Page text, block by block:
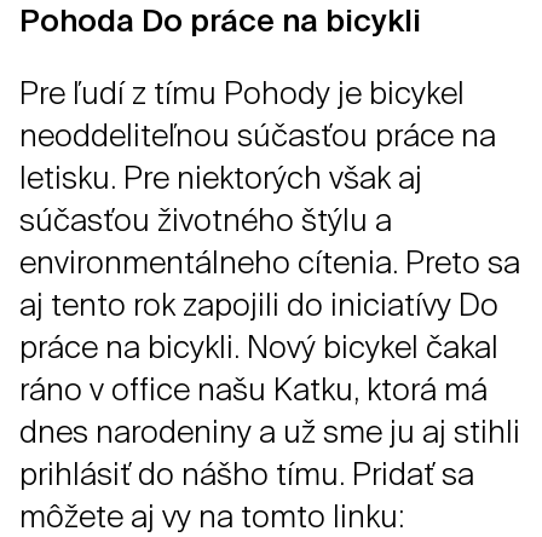
Pohoda Do práce na bicykli
Pre ľudí z tímu Pohody je bicykel
neoddeliteľnou súčasťou práce na
letisku. Pre niektorých však aj
súčasťou životného štýlu a
environmentálneho cítenia. Preto sa
aj tento rok zapojili do iniciatívy Do
práce na bicykli. Nový bicykel čakal
ráno v office našu Katku, ktorá má
dnes narodeniny a už sme ju aj stihli
prihlásiť do nášho tímu. Pridať sa
môžete aj vy na tomto linku: